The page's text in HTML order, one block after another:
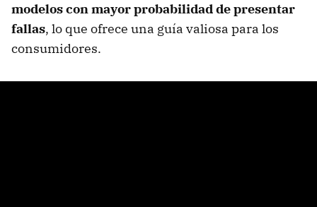
modelos con mayor probabilidad de presentar
fallas, lo que ofrece una guía valiosa para los
consumidores.